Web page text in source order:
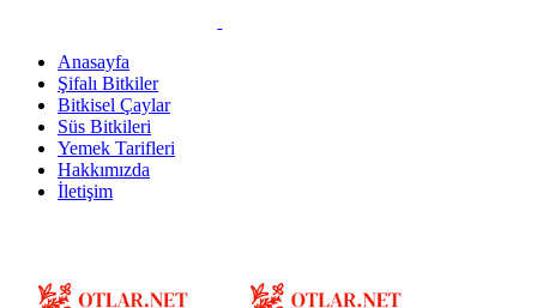
Anasayfa
Şifalı Bitkiler
Bitkisel Çaylar
Süs Bitkileri
Yemek Tarifleri
Hakkımızda
İletişim